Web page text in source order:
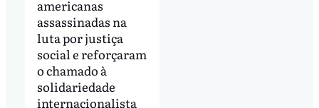
americanas
assassinadas na
luta por justiça
social e reforçaram
o chamado à
solidariedade
internacionalista